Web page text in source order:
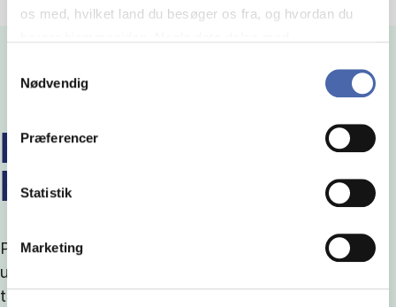
os med, hvilket land du besøger os fra, og hvordan du
markedsføring. Du bestemmer selv - og kan altid trække
Nødvendig
Præferencer
Statistik
Marketing
HEL UDDANNELSE ELLER
KURSER
På CBS HD kan du tilmelde dig det fulde
uddannelsesforløb på hhv. HD1 og HD2 som hver
tager 2 år på deltid. Hvis du er mere interesseret i